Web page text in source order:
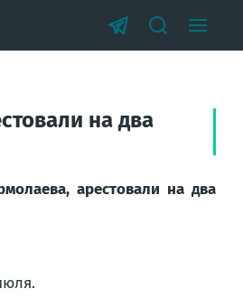
на два
арестовали на два